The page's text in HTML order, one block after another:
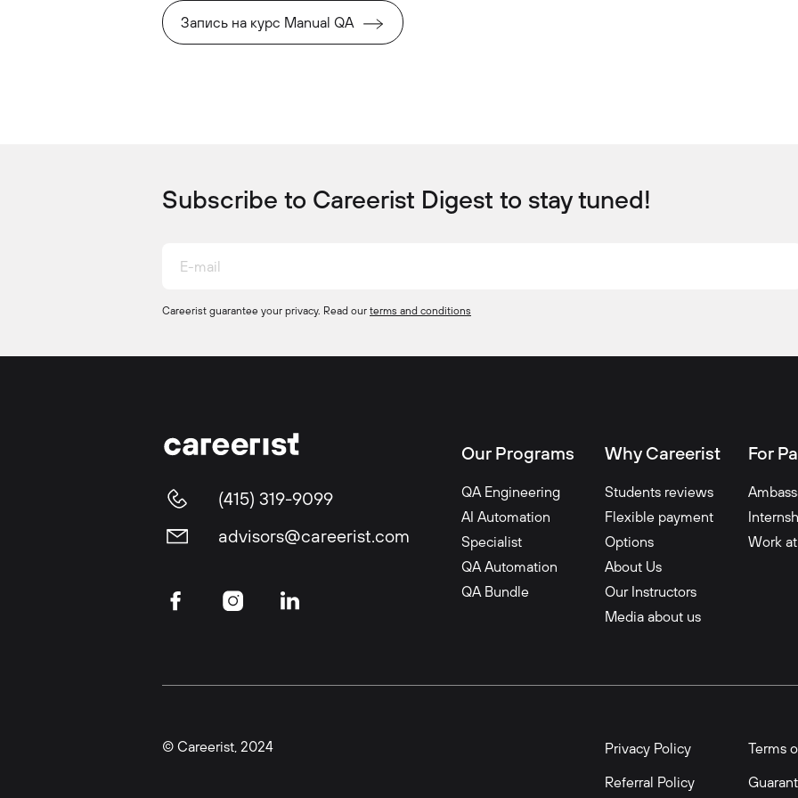
Запись на курс Manual QA
Subscribe to Careerist Digest to stay tuned!
Careerist guarantee your privacy. Read our terms and conditions
(415) 319-9099
advisors@careerist.com
Our Programs
QA Engineering
AI Automation
Specialist
QA Automation
QA Bundle
Why Careerist
Students reviews
Flexible payment
Options
About Us
Our Instructors
Media about us
For
Work
© Careerist, 2024 Privacy Policy Terms
Referral Policy